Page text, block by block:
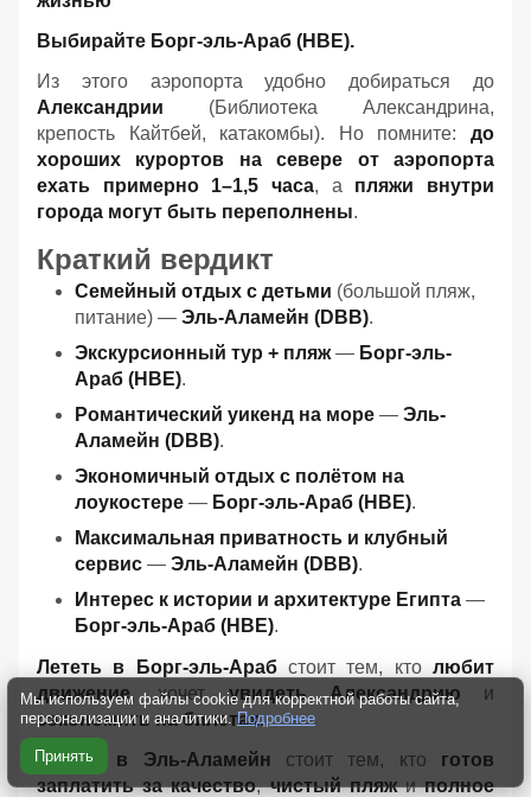
Выбирайте Борг-эль-Араб (HBE).
Из этого аэропорта удобно добираться до
Александрии (Библиотека Александрина,
крепость Кайтбей, катакомбы). Но помните: до
хороших курортов на севере от аэропорта
ехать примерно 1–1,5 часа, а пляжи внутри
города могут быть переполнены.
Краткий вердикт
Семейный отдых с детьми (большой пляж,
питание) — Эль-Аламейн (DBB).
Экскурсионный тур + пляж— Борг-эль-
Араб (HBE).
Романтический уикенд на море — Эль-
Аламейн (DBB).
Экономичный отдых с полётом на
лоукостере — Борг-эль-Араб (HBE).
Максимальная приватность и клубный
сервис — Эль-Аламейн (DBB).
Интерес к истории и архитектуре Египта —
Борг-эль-Араб (HBE).
Лететь в Борг-эль-Арабстоит тем, ктолюбит
движение, хочетувидеть Александрию и
сэкономить на билетах.
Лететь в Эль-Аламейн стоит тем, кто готов
заплатить за качество,чистый пляжиполное
Мы используем файлы cookie для корректной работы сайта,
персонализации и аналитики. Подробнее
Принять